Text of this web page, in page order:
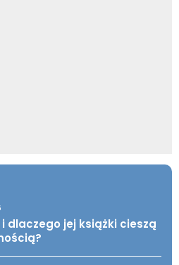
dlaczego jej książki cieszą